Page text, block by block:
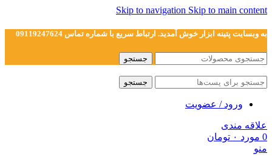
Skip to navigation Skip to main content
به وبسایت پتینه ابزار خوش آمدید. ارتباط سریع با شماره تماس 09119247624
جستجو
جستجو
ورود / عضویت
علاقه مندی
0 مورد ۰ تومان
منو